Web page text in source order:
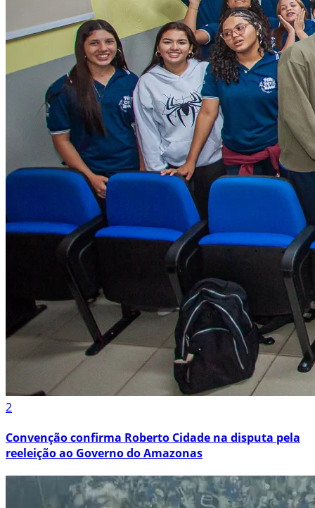
2
Convenção confirma Roberto Cidade na disputa pela
reeleição ao Governo do Amazonas